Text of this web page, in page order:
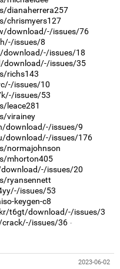
dianaherrera257
chrismyers127
download/-/issues/76
issues/8
issues/18
download/-/issues/35
richs143
issues/10
issues/53
leace281
virainey
download/-/issues/9
download/-/issues/176
normajohnson
mhorton405
issues/20
ryansennett
issues/53
keygen-c8
t6gt/download/-/issues/3
issues/36
2023-06-02